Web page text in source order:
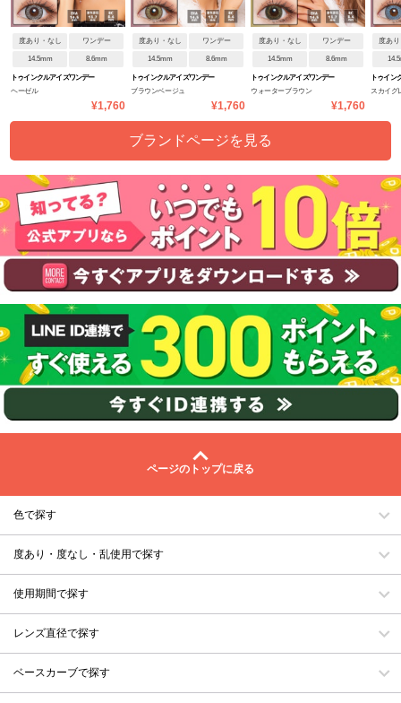
度あり・なし ワンデー
14.5mm 8.6mm
トゥインクルアイズワンデー
ヘーゼル
¥1,760
度あり・なし ワンデー
14.5mm 8.6mm
トゥインクルアイズワンデー
ブラウンベージュ
¥1,760
度あり・なし ワンデー
14.5mm 8.6mm
トゥインクルアイズワンデー
ウォーターブラウン
¥1,760
度あ
トゥイン
スカイグ
ブランドページを見る
ページのトップに戻る
色で探す
度あり・度なし・乱使用で探す
使用期間で探す
レンズ直径で探す
ベースカーブで探す